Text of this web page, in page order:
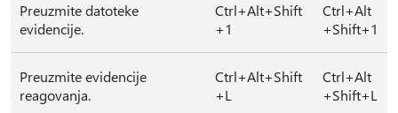
Preuzmite datoteke
evidencije.
Ctrl+Alt+Shift
+1
Ctrl+Alt
+Shift+1
Preuzmite evidencije
reagovanja.
Ctrl+Alt+Shift
+L
Ctrl+Alt
+Shift+L